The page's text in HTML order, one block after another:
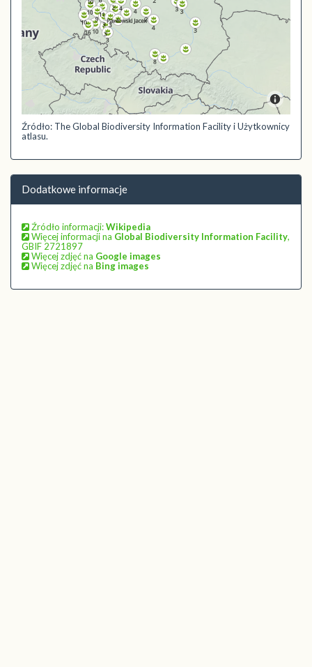
Źródło: The Global Biodiversity Information Facility i Użytkownicy
atlasu.
Dodatkowe informacje
Źródło informacji:Wikipedia
Więcej informacji na Global Biodiversity Information Facility,
GBIF 2721897
Więcej zdjęć na Google images
Więcej zdjęć na Bing images